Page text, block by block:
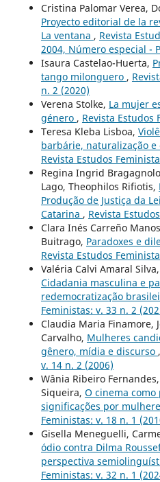
Cristina Palomar Verea,
Proyecto editorial de la
La ventana , Revista
2004, Número especial -
Isaura Castelao-Huerta,
tango milonguero ,
n. 2 (2020)
Verena Stolke, La mujer
género , Revista Estudos
Teresa Kleba Lisboa,
barbárie, naturalização
Revista Estudos
Regina Ingrid
Lago, Theophilos Rifiotis,
Produção de Justiça da
Catarina , Revista
Clara Inés Carreño
Buitrago, Paradoxes e
Revista Estudos
Valéria Calvi Amaral
Cidadania masculina e
redemocratização
Feministas: v. 33 n. 2
Claudia Maria Finamore,
Carvalho, Mulheres
gênero, mídia e discurso ,
v. 14 n. 2 (2006)
Wânia Ribeiro
Siqueira, O cinema
significações por
Feministas: v. 18 n. 1
Gisella Meneguelli,
ódio contra Dilma
perspectiva
Feministas: v. 32 n. 1